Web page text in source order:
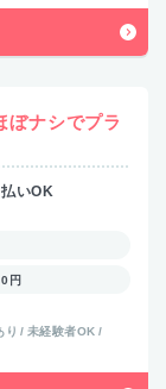
ぼナシでプラ
いOK
円
り
未経験者OK